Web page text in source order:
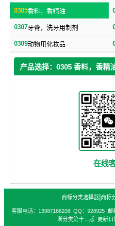
0305香料，香精油
0307牙膏，洗牙用制剂
0309动物用化妆品
产品选择：0305 香料，香精
在线
商标分类选择器| 商标
客服电话：13987166208 QQ：928925
斯分类第十三版 更新日